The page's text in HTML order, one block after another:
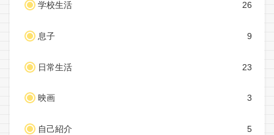
学校生活 26
息子 9
日常生活 23
映画 3
自己紹介 5